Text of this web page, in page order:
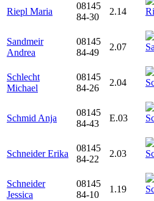
Riepl Maria
08145
84-30
2.14
Sandmeir
Andrea
08145
84-49
2.07
Schlecht
Michael
08145
84-26
2.04
Schmid Anja
08145
84-43
E.03
Schneider Erika
08145
84-22
2.03
Schneider
Jessica
08145
84-10
1.19